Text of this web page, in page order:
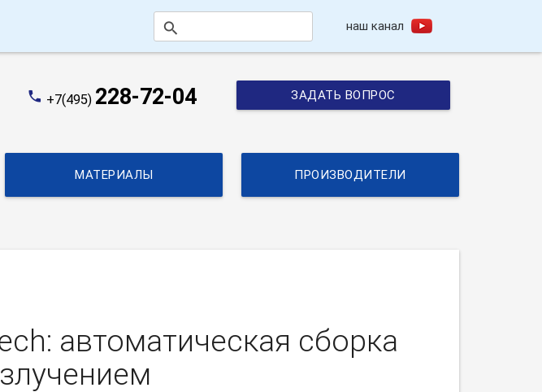
search наш канал
phone +7(495) 228-72-04 ЗАДАТЬ ВОПРОС
МАТЕРИАЛЫ ПРОИЗВОДИТЕЛИ
автоматическая сборка